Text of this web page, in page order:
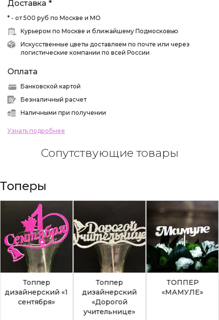
Доставка *
* - от 500 руб по Москве и МО
Курьером по Москве и ближайшему Подмосковью
Искусственные цветы доставляем по почте или через
логистические компании по всей России
Оплата
Банковской картой
Безналичный расчет
Наличными при получении
Узнать подробнее
Сопутствующие товары
Топеры
Топпер
дизайнерский «1
сентября»
Топпер
дизайнерский
«Дорогой
учительнице»
ТОППЕР
«МАМУЛЕ»